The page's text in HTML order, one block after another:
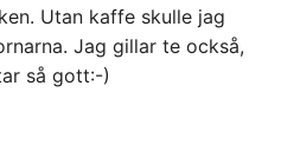
Utan kaffe skulle jag
Jag gillar te också,
så gott:-)